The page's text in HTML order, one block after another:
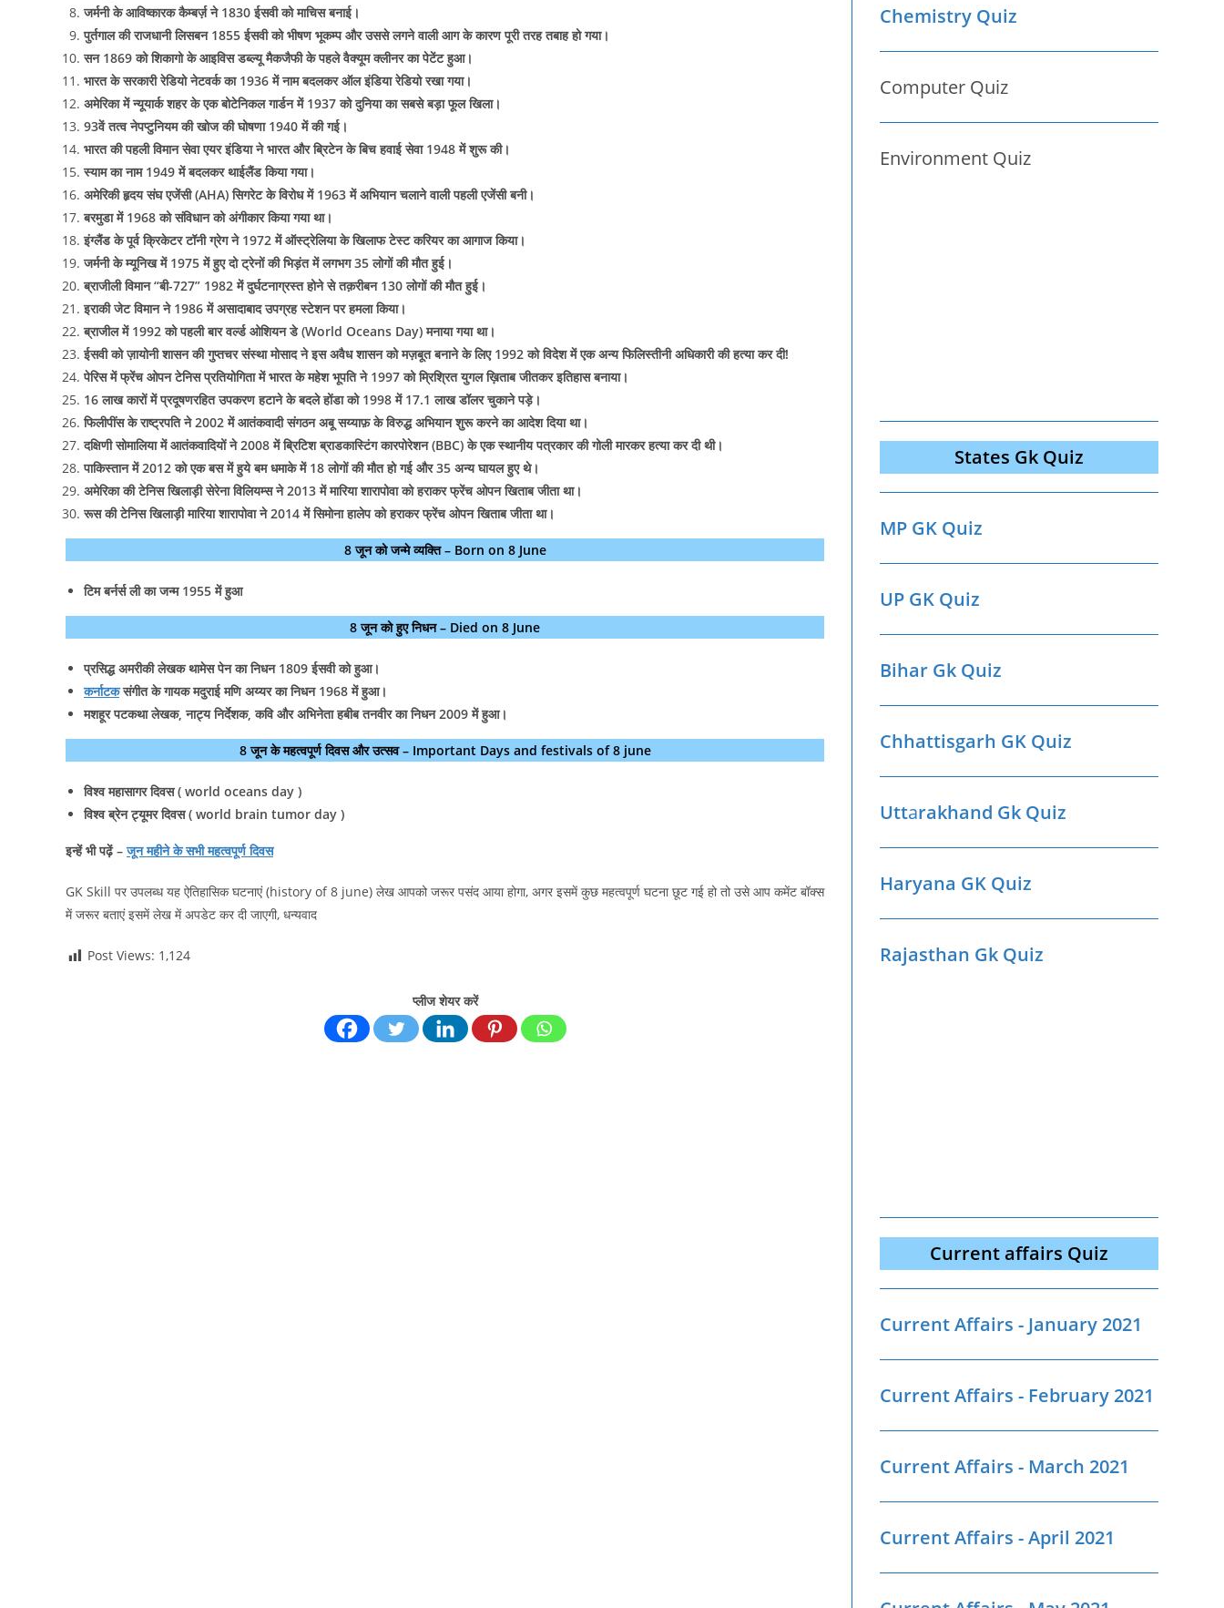
जर्मनी के आविष्कारक कैम्बर्ज़ ने 1830 ईसवी को माचिस बनाई।
पुर्तगाल की राजधानी लिसबन 1855 ईसवी को भीषण भूकम्प और उससे लगने वाली आग के कारण पूरी तरह तबाह हो गया।
सन 1869 को शिकागो के आइविस डब्ल्यू मैकजैफी के पहले वैक्यूम क्लीनर का पेटेंट हुआ।
भारत के सरकारी रेडियो नेटवर्क का 1936 में नाम बदलकर ऑल इंडिया रेडियो रखा गया।
अमेरिका में न्यूयार्क शहर के एक बोटेनिकल गार्डन में 1937 को दुनिया का सबसे बड़ा फूल खिला।
93वें तत्व नेपप्टुनियम की खोज की घोषणा 1940 में की गई।
भारत की पहली विमान सेवा एयर इंडिया ने भारत और ब्रिटेन के बिच हवाई सेवा 1948 में शुरू की।
स्याम का नाम 1949 में बदलकर थाईलैंड किया गया।
अमेरिकी हृदय संघ एजेंसी (AHA) सिगरेट के विरोध में 1963 में अभियान चलाने वाली पहली एजेंसी बनी।
बरमुडा में 1968 को संविधान को अंगीकार किया गया था।
इंग्लैंड के पूर्व क्रिकेटर टॉनी ग्रेग ने 1972 में ऑस्ट्रेलिया के खिलाफ टेस्ट करियर का आगाज किया।
जर्मनी के म्यूनिख में 1975 में हुए दो ट्रेनों की भिड़ंत में लगभग 35 लोगों की मौत हुई।
ब्राजीली विमान “बी-727” 1982 में दुर्घटनाग्रस्त होने से तक़रीबन 130 लोगों की मौत हुई।
इराकी जेट विमान ने 1986 में असादाबाद उपग्रह स्टेशन पर हमला किया।
ब्राजील में 1992 को पहली बार वर्ल्ड ओशियन डे (World Oceans Day) मनाया गया था।
ईसवी को ज़ायोनी शासन की गुप्तचर संस्था मोसाद ने इस अवैध शासन को मज़बूत बनाने के लिए 1992 को विदेश में एक अन्य फिलिस्तीनी अधिकारी की हत्या कर दी!
पेरिस में फ्रेंच ओपन टेनिस प्रतियोगिता में भारत के महेश भूपति ने 1997 को म्रिश्रित युगल ख़िताब जीतकर इतिहास बनाया।
16 लाख कारों में प्रदूषणरहित उपकरण हटाने के बदले होंडा को 1998 में 17.1 लाख डॉलर चुकाने पड़े।
फिलीपींस के राष्ट्रपति ने 2002 में आतंकवादी संगठन अबू सय्याफ़ के विरुद्ध अभियान शुरू करने का आदेश दिया था।
दक्षिणी सोमालिया में आतंकवादियों ने 2008 में ब्रिटिश ब्राडकास्टिंग कारपोरेशन (BBC) के एक स्थानीय पत्रकार की गोली मारकर हत्या कर दी थी।
पाकिस्तान में 2012 को एक बस में हुये बम धमाके में 18 लोगों की मौत हो गई और 35 अन्य घायल हुए थे।
अमेरिका की टेनिस खिलाड़ी सेरेना विलियम्स ने 2013 में मारिया शारापोवा को हराकर फ्रेंच ओपन खिताब जीता था।
रूस की टेनिस खिलाड़ी मारिया शारापोवा ने 2014 में सिमाेना हालेप को हराकर फ्रेंच ओपन खिताब जीता था।
8 जून को जन्मे व्यक्ति – Born on 8 June
टिम बर्नर्स ली का जन्म 1955 में हुआ
8 जून को हुए निधन – Died on 8 June
प्रसिद्ध अमरीकी लेखक थामेस पेन का निधन 1809 ईसवी को हुआ।
कर्नाटकसंगीत के गायक मदुराई मणि अय्यर का निधन 1968 में हुआ।
मशहूर पटकथा लेखक, नाट्य निर्देशक, कवि और अभिनेता हबीब तनवीर का निधन 2009 में हुआ।
8 जून के महत्वपूर्ण दिवस और उत्सव – Important Days and festivals of 8 june
विश्व महासागर दिवस ( world oceans day )
विश्व ब्रेन ट्यूमर दिवस ( world brain tumor day )
इन्हें भी पढ़ें –जून महीने के सभी महत्वपूर्ण दिवस
GK Skill पर उपलब्ध यह ऐतिहासिक घटनाएं (history of 8 june) लेख आपको जरूर पसंद आया होगा, अगर इसमें कुछ महत्वपूर्ण घटना छूट गई हो तो उसे आप कमेंट बॉक्स
में जरूर बताएं इसमें लेख में अपडेट कर दी जाएगी, धन्यवाद
Post Views: 1,124
प्लीज शेयर करें
Chemistry Quiz
Computer Quiz
Environment Quiz
States Gk Quiz
MP GK Quiz
UP GK Quiz
Bihar Gk Quiz
Chhattisgarh GK Quiz
Uttarakhand Gk Quiz
Haryana GK Quiz
Rajasthan Gk Quiz
Current affairs Quiz
Current Affairs - January 2021
Current Affairs - February 2021
Current Affairs - March 2021
Current Affairs - April 2021